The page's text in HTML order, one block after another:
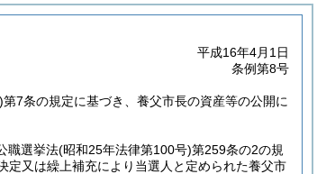
平成16年4月1日
条例第8号
第7条の規定に基づき、養父市長の資産等の公開に
職選挙法(昭和25年法律第100号)第259条の2の規
定又は繰上補充により当選人と定められた養父市